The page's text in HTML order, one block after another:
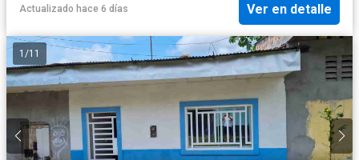
Actualizado hace 6 días Ver en detalle
1 /11